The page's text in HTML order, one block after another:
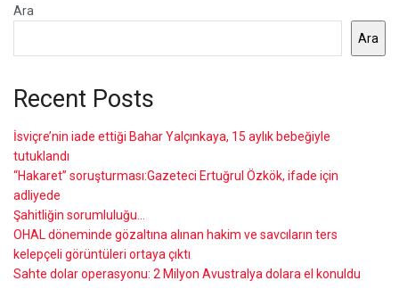
Ara
Ara
Recent Posts
İsviçre’nin iade ettiği Bahar Yalçınkaya, 15 aylık bebeğiyle
tutuklandı
“Hakaret” soruşturması:Gazeteci Ertuğrul Özkök, ifade için
adliyede
Şahitliğin sorumluluğu…
OHAL döneminde gözaltına alınan hakim ve savcıların ters
kelepçeli görüntüleri ortaya çıktı
Sahte dolar operasyonu: 2 Milyon Avustralya dolara el konuldu